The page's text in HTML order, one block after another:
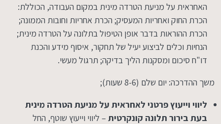
האחראית על מניעת הטרדה מינית במקום העבודה, הכוללת:
הכרת החוק ואחריות המעסיק; הכרת אחריות וחובות הממונה;
הכרת ההוראות בדבר אופן הטיפול בתלונה על הטרדה מינית;
הנחיות וכלים לביצוע יעיל של תחקור, איסוף מידע והכנת
דו"ח סיכום ומסקנות הליך בדיקה; תרגול מעשי.
משך ההדרכה: יום שלם (8-6 שעות);
ליווי וייעוץ פרטני לאחראית על מניעת הטרדה מינית
בעת בירור תלונה קונקרטית – ליווי וייעוץ שוטף, החל